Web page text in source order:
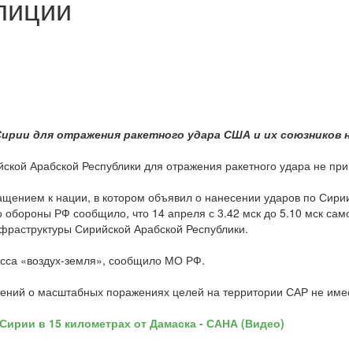
для отражения ракетного удара США и их
Арабской Республики для отражения ракетного удара не
к нации, в котором объявил о нанесении ударов по
обороны РФ сообщило, что 14 апреля с 3.42 мск до 5.10 мск
Сирийской Арабской Республики.
«воздух-земля», сообщило МО РФ.
о масштабных поражениях целей на территории САР не
в 15 километрах от Дамаска - САНА (Видео)